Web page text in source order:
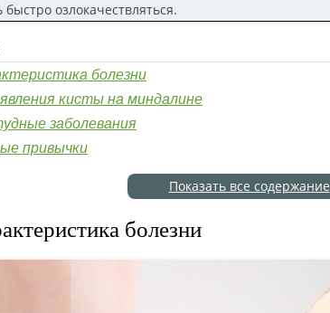
озлокачествляться.
болезни
кисты на миндалине
заболевания
привычки
Показать все содержание
болезни